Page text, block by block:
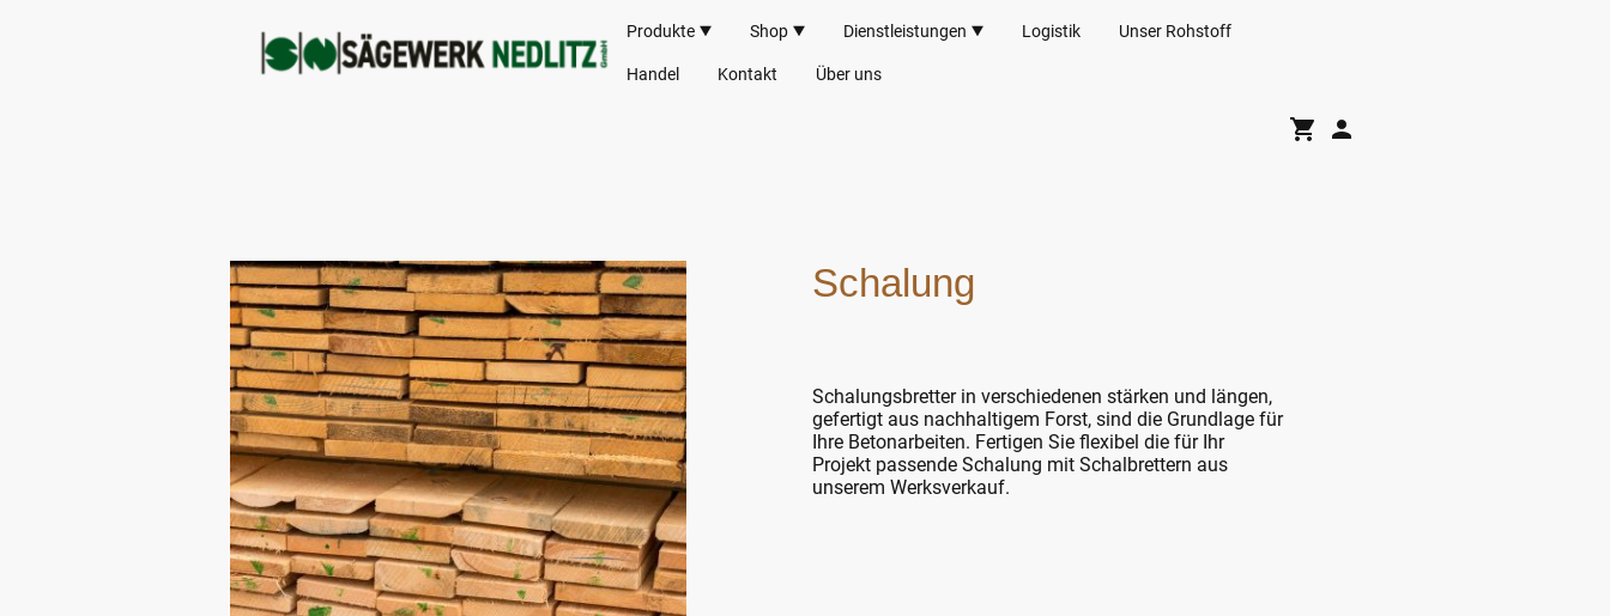
Produkte Shop Dienstleistungen Logistik Unser Rohstoff
Handel Kontakt Über uns
Schalung
Schalungsbretter in verschiedenen stärken und längen,
gefertigt aus nachhaltigem Forst, sind die Grundlage für
Ihre Betonarbeiten. Fertigen Sie flexibel die für Ihr
Projekt passende Schalung mit Schalbrettern aus
unserem Werksverkauf.